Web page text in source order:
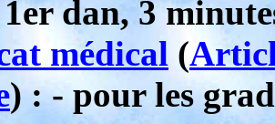
dan, 3
médical (
) : - pour les